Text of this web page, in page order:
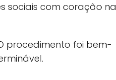
sociais com coração na
procedimento foi bem-